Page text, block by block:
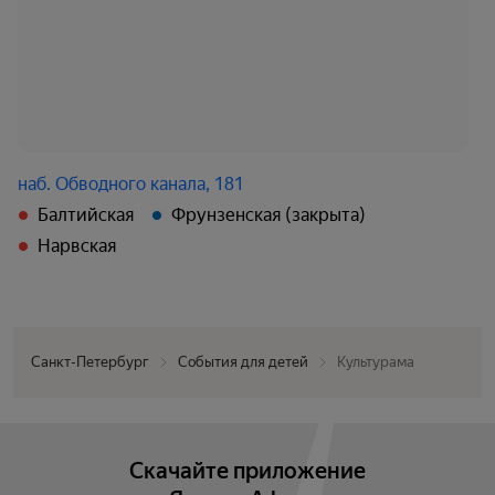
наб. Обводного канала, 181
Балтийская
Фрунзенская (закрыта)
Нарвская
Санкт-Петербург События для детей Культурама
Скачайте приложение